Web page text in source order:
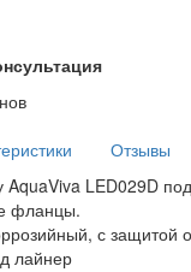
Отзывы
AquaViva LED029D
фланцы.
с защитой
лайнер